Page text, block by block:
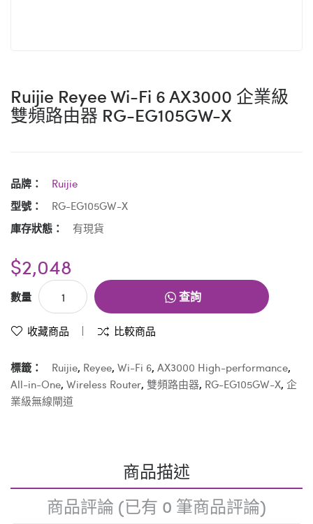
Ruijie Reyee Wi-Fi 6 AX3000 企業級
雙頻路由器 RG-EG105GW-X
品牌：
Ruijie
型號：
RG-EG105GW-X
庫存狀態：
有現貨
$2,048
數量 查詢
收藏商品 比較商品
標籤： Ruijie, Reyee, Wi-Fi 6, AX3000 High-performance,
All-in-One, Wireless Router, 雙頻路由器, RG-EG105GW-X, 企
業級無線閘道
商品描述
商品評論 (已有 0 筆商品評論)